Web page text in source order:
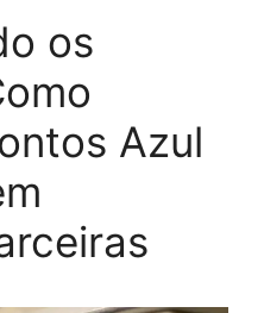
os
Azul